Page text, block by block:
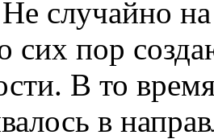
случайно
сих пор
В то
в